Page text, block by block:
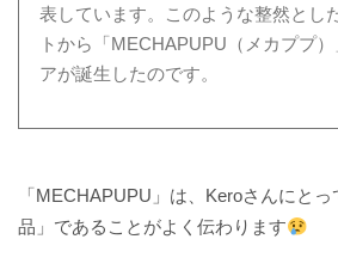
表しています。
このような整然とし
トから「 MECHAPUPU（メカププ
アが誕生したのです。
「MECHAPUPU」は、Keroさんにと
品」であることがよく伝わります